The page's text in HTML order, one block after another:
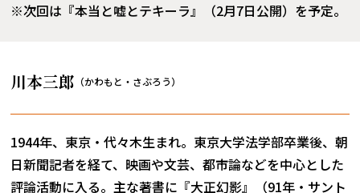
※次回は『本当と嘘とテキーラ』（2月7日公開）を予定。
川本三郎 （かわもと・さぶろう）
1944年、東京・代々木生まれ。東京大学法学部卒業後、朝
日新聞記者を経て、映画や文芸、都市論などを中心とした
評論活動に入る。主な著書に『大正幻影』（91年・サント